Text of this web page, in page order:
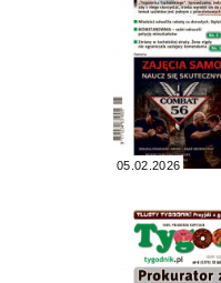
05.02.2026